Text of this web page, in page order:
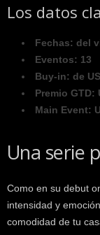
Los datos
Fechas: del
Eventos: 13
Buy-in: de
Premio GTD:
Main Event:
Una serie
Como en su debut
intensidad y
comodidad de tu